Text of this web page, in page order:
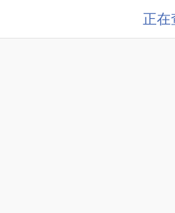
正在